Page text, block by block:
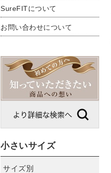
SureFITについて
お問い合わせについて
小さいサイズ
サイズ別